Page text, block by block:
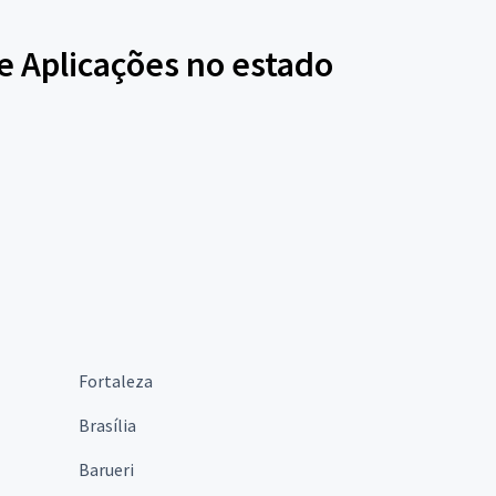
no estado
Fortaleza
Brasília
Barueri